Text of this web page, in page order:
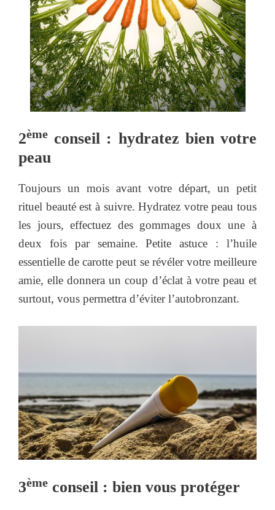
2ème conseil : hydratez bien votre
peau
Toujours un mois avant votre départ, un petit
rituel beauté est à suivre. Hydratez votre peau tous
les jours, effectuez des gommages doux une à
deux fois par semaine. Petite astuce : l’huile
essentielle de carotte peut se révéler votre meilleure
amie, elle donnera un coup d’éclat à votre peau et
surtout, vous permettra d’éviter l’autobronzant.
3ème conseil : bien vous protéger